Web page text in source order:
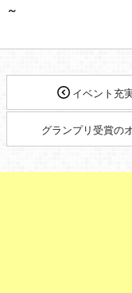
～
イベント充
グランプリ受賞の